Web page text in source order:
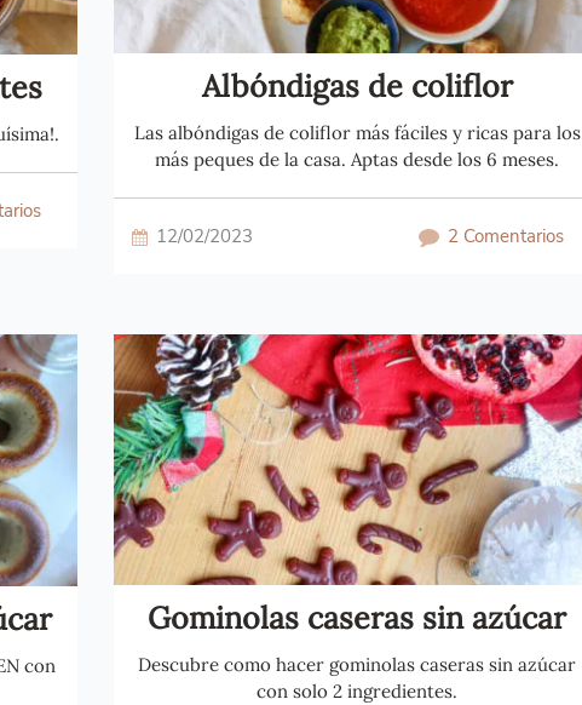
Albóndigas de coliflor
Las albóndigas de coliflor más fáciles y ricas para los
más peques de la casa. Aptas desde los 6 meses.
12/02/2023 2 Comentarios
con
Gominolas caseras sin azúcar
Descubre como hacer gominolas caseras sin azúcar
con solo 2 ingredientes.